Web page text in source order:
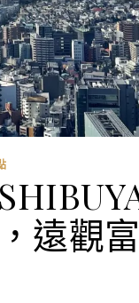
遠觀